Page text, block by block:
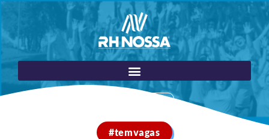
#temvagas